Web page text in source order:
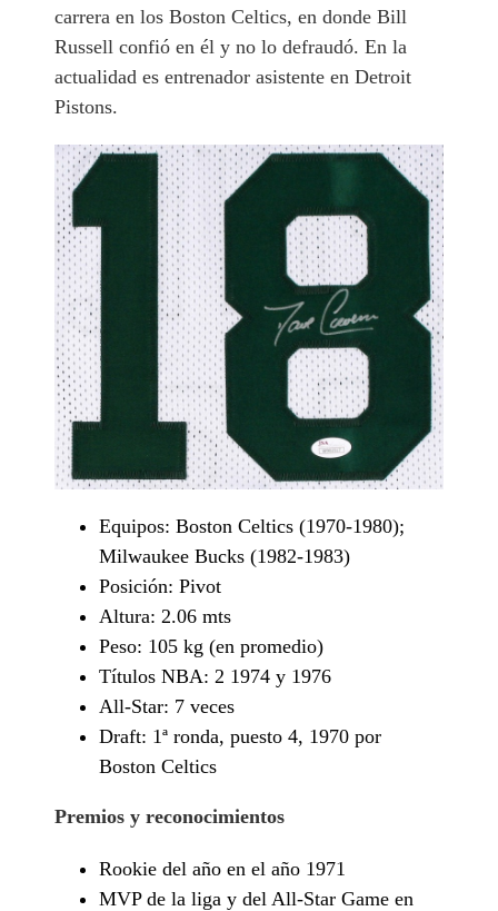
carrera en los Boston Celtics, en donde Bill
Russell confió en él y no lo defraudó. En la
actualidad es entrenador asistente en Detroit
Pistons.
Equipos: Boston Celtics (1970-1980);
Milwaukee Bucks (1982-1983)
Posición: Pivot
Altura: 2.06 mts
Peso: 105 kg (en promedio)
Títulos NBA: 2 1974 y 1976
All-Star: 7 veces
Draft: 1ª ronda, puesto 4, 1970 por
Boston Celtics
Premios y reconocimientos
Rookie del año en el año 1971
MVP de la liga y del All-Star Game en